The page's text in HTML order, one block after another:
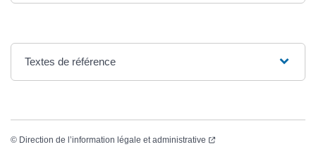
Textes de référence
© Direction de l’information légale et administrative